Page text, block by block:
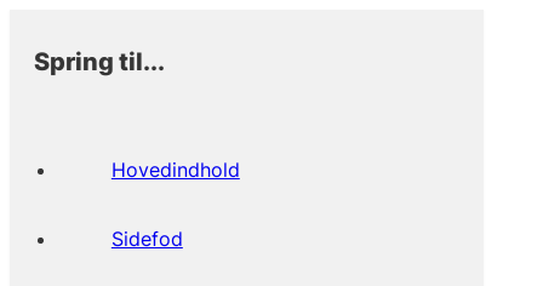
Spring til...
Hovedindhold
Sidefod